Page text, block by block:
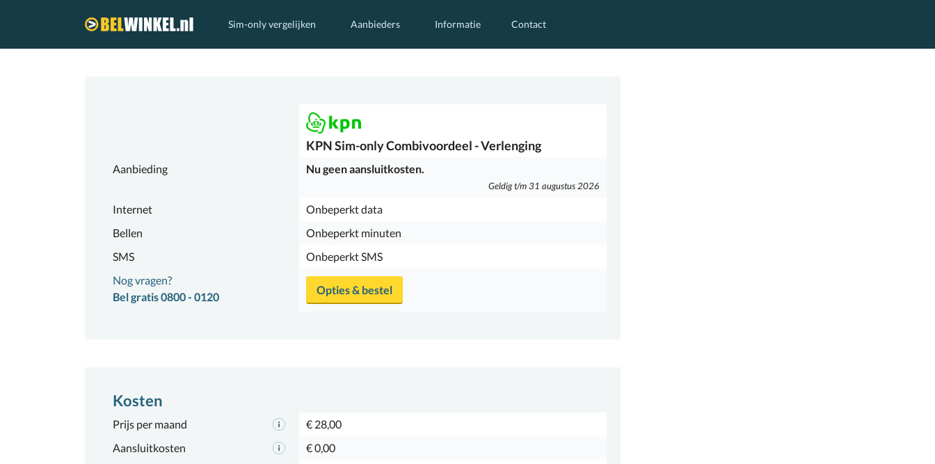
Sim-only vergelijken Aanbieders Informatie Contact
KPNSim-only Combivoordeel - Verlenging
Aanbieding Nu geen aansluitkosten.
Geldig t/m 31 augustus 2026
Internet
Onbeperkt data
Bellen
Onbeperkt minuten
SMS
Onbeperkt SMS
Nog vragen?
Bel gratis 0800 - 0120
Opties & bestel
Kosten
Prijs per maand
€ 28,00
Aansluitkosten
€ 0,00